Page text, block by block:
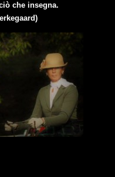
che insegna.